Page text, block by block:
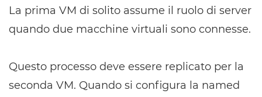
La prima VM di solito assume il ruolo di server
quando due macchine virtuali sono connesse.
Questo processo deve essere replicato per la
seconda VM. Quando si configura la named